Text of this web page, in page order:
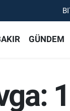
GÜNDEM